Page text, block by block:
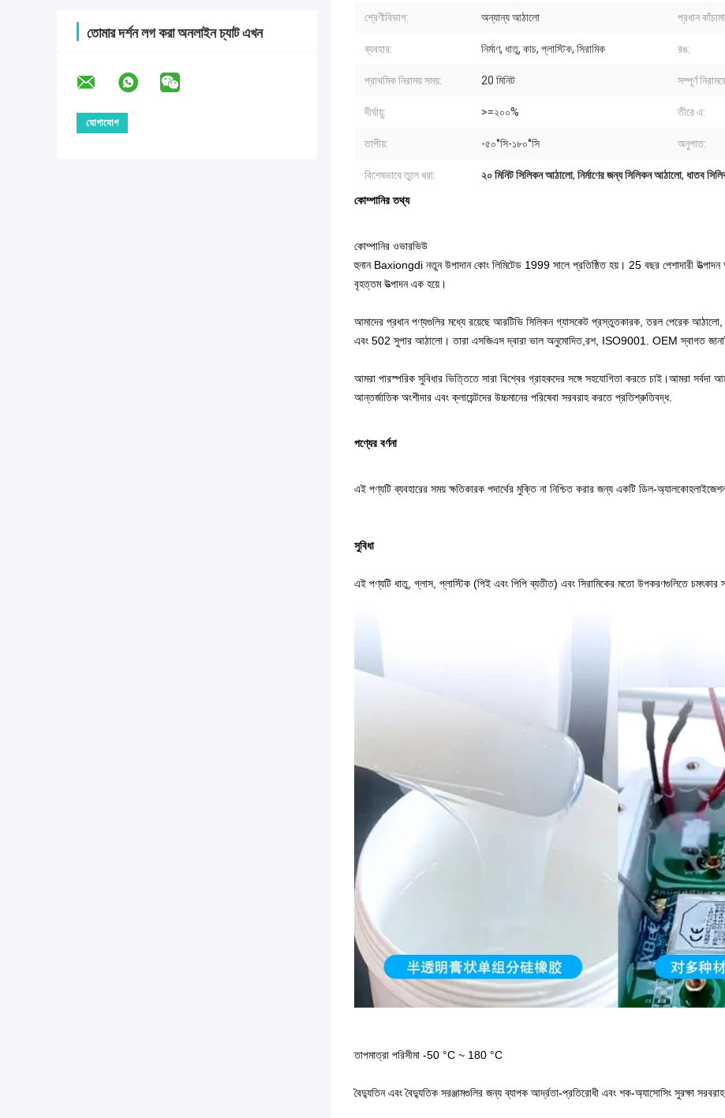
তোমার দর্শন লগ করা অনলাইন চ্যাট এখন
শ্রেণীবিভাগ: অন্যান্য আঠালো প্রধান
ব্যবহার: নির্মাণ, ধাতু, কাচ, প্লাস্টিক, সিরামিক রঙ:
প্রাথমিক নিরাময় সময়: 20 মিনিট সম্পূর্ণ
দীর্ঘায়ু: >=২০০% তীরে এ:
তাপীয়: -৫০°সি-১৮০°সি অনুপাত:
বিশেষভাবে তুলে ধরা: ২০ মিনিট সিলিকন আঠালো, নির্মাণের জন্য সিলিকন আঠালো, ধাতব
কোম্পানির তথ্য
কোম্পানির ওভারভিউ
হুনান Baxiongdi নতুন উপাদান কোং লিমিটেড 1999 সালে প্রতিষ্ঠিত হয়। 25 বছর পেশাদারী
বৃহত্তম উত্পাদন এক হয়ে।
আমাদের প্রধান পণ্যগুলির মধ্যে রয়েছে আরটিভি সিলিকন গ্যাসকেট প্রস্তুতকারক, তরল পেরেক আঠালো,
এবং 502 সুপার আঠালো। তারা এসজিএস দ্বারা ভাল অনুমোদিত,রশ, ISO9001. OEM স্বাগত
আমরা পারস্পরিক সুবিধার ভিত্তিতে সারা বিশ্বের গ্রাহকদের সঙ্গে সহযোগিতা করতে চাই।আমরা
আন্তর্জাতিক অংশীদার এবং ক্লায়েন্টদের উচ্চমানের পরিষেবা সরবরাহ করতে প্রতিশ্রুতিবদ্ধ.
পণ্যের বর্ণনা
এই পণ্যটি ব্যবহারের সময় ক্ষতিকারক পদার্থের মুক্তি না নিশ্চিত করার জন্য একটি ডিল-অ্যালকোহলাইজেশন
সুবিধা
এই পণ্যটি ধাতু, গ্লাস, প্লাস্টিক (পিই এবং পিপি ব্যতীত) এবং সিরামিকের মতো উপকরণগুলিতে চমৎকার
তাপমাত্রা পরিসীমা -50 °C ~ 180 °C
বৈদ্যুতিন এবং বৈদ্যুতিক সরঞ্জামগুলির জন্য ব্যাপক আর্দ্রতা-প্রতিরোধী এবং শক-অ্যাসোসিং সুরক্ষা